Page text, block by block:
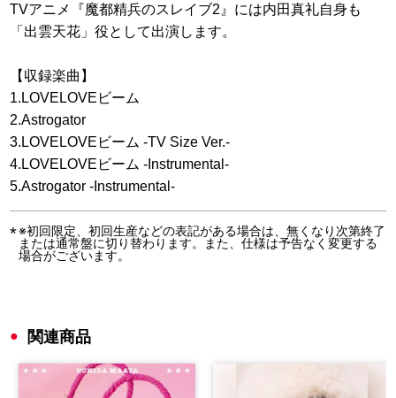
TVアニメ『魔都精兵のスレイブ2』には内田真礼自身も
「出雲天花」役として出演します。
【収録楽曲】
1.LOVELOVEビーム
2.Astrogator
3.LOVELOVEビーム -TV Size Ver.-
4.LOVELOVEビーム -Instrumental-
5.Astrogator -Instrumental-
※初回限定、初回生産などの表記がある場合は、無くなり次第終了
または通常盤に切り替わります。また、仕様は予告なく変更する
場合がございます。
関連商品